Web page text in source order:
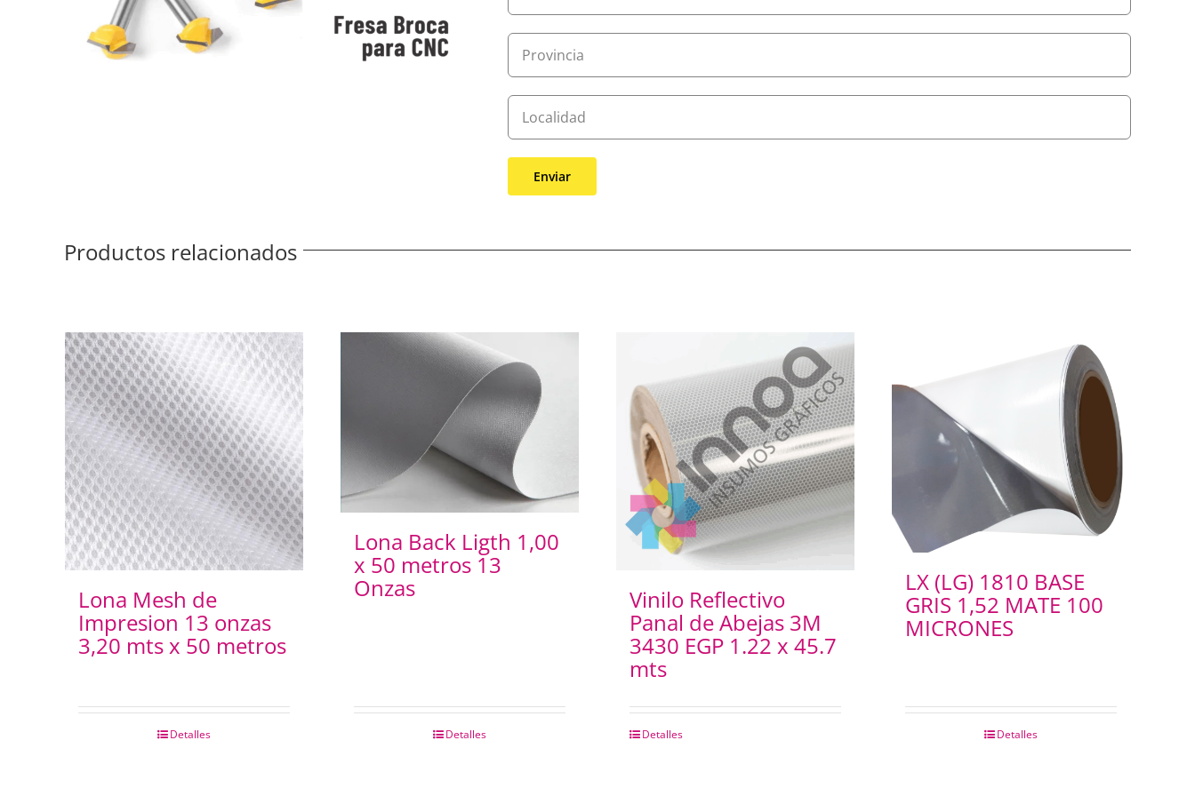
Productos relacionados
Lona Mesh de
Impresion 13 onzas
3,20 mts x 50 metros
Detalles
Lona Back Ligth 1,00
x 50 metros 13
Onzas
Detalles
Vinilo Reflectivo
Panal de Abejas 3M
3430 EGP 1.22 x 45.7
mts
Detalles
LX (LG) 1810 BASE
GRIS 1,52 MATE 100
MICRONES
Detalles